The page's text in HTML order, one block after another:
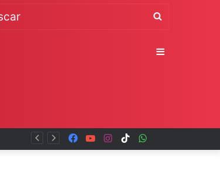
TikTok
Instagram
YouTube
Facebook
Buscar
Sidebar